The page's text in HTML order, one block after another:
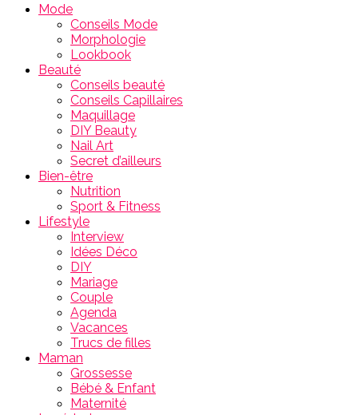
Mode
Conseils Mode
Morphologie
Lookbook
Beauté
Conseils beauté
Conseils Capillaires
Maquillage
DIY Beauty
Nail Art
Secret d’ailleurs
Bien-être
Nutrition
Sport & Fitness
Lifestyle
Interview
Idées Déco
DIY
Mariage
Couple
Agenda
Vacances
Trucs de filles
Maman
Grossesse
Bébé & Enfant
Maternité